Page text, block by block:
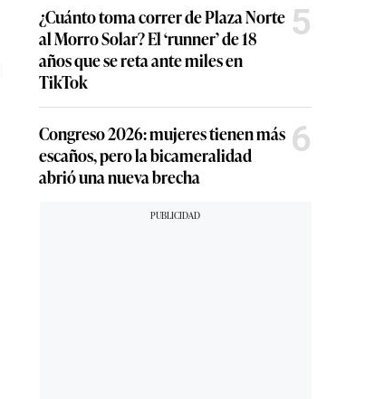
¿Cuánto toma correr de Plaza Norte
al Morro Solar? El ‘runner’ de 18
años que se reta ante miles en
TikTok
5
Congreso 2026: mujeres tienen más
escaños, pero la bicameralidad
abrió una nueva brecha
6